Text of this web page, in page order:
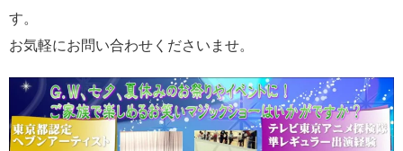
す。
お気軽にお問い合わせくださいませ。